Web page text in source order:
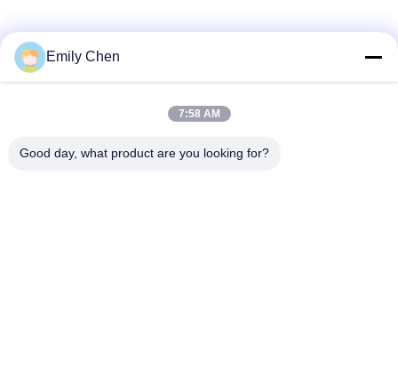
Emily Chen
7:58 AM
Good day, what product are you looking for?